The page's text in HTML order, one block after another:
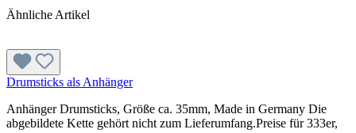
Ähnliche Artikel
Drumsticks als Anhänger
Anhänger Drumsticks, Größe ca. 35mm, Made in Germany Die
abgebildete Kette gehört nicht zum Lieferumfang.Preise für 333er,